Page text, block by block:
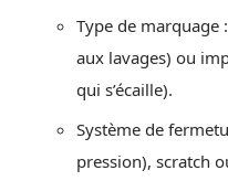
Type de marquage
aux lavages) ou
qui s’écaille).
Système de
pression), scratch